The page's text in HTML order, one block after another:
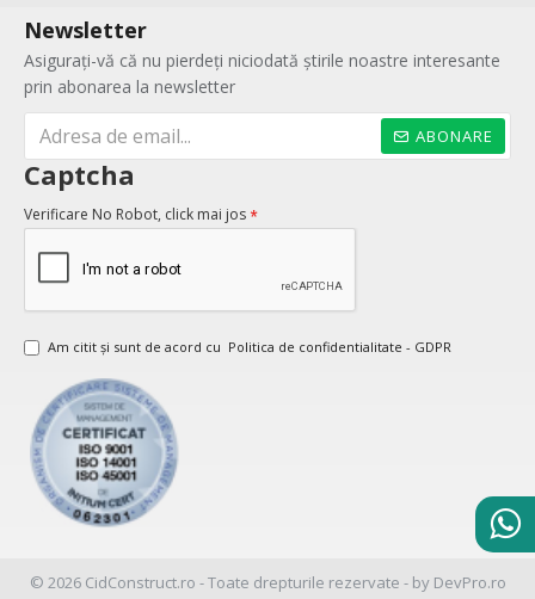
Newsletter
Asigurați-vă că nu pierdeți niciodată știrile noastre interesante
prin abonarea la newsletter
ABONARE
Captcha
Verificare No Robot, click mai jos
Am citit şi sunt de acord cu Politica de confidentialitate - GDPR
© 2026 CidConstruct.ro - Toate drepturile rezervate - by DevPro.ro